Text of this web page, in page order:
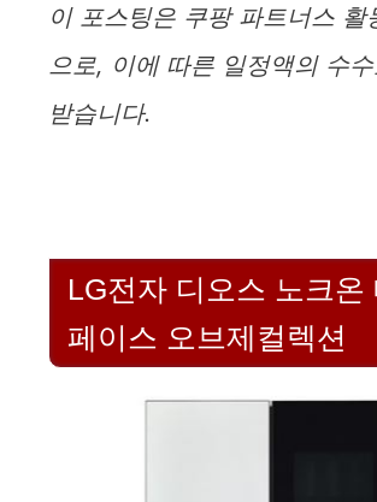
이 포스팅은 쿠팡 파트너스 활
으로, 이에 따른 일정액의 수
받습니다.
LG전자 디오스 노크온
페이스 오브제컬렉션